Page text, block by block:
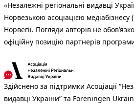
«Незалежні регіональні видавці
Норвезькою асоціацією медіабізнесу
Норвегії. Погляди авторів не
офіційну позицію партнерів
Здійснено за підтримки Асоціації
видавці України” та Foreningen